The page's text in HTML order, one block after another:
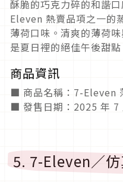
酥脆的巧克力碎的和諧
Eleven 熱賣品項之一的
薄荷口味。清爽的薄荷
是夏日裡的絕佳午後甜點
商品資訊
■ 商品名稱：7-Eleven
■ 發售日期：2025 年 7
5. 7-Eleven／